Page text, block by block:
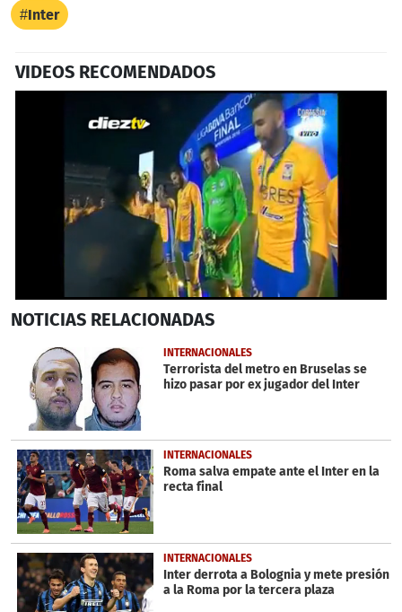
Inter
VIDEOS RECOMENDADOS
seconds
minute,
seconds
NOTICIAS RELACIONADAS
INTERNACIONALES
Terrorista del metro en Bruselas se
hizo pasar por ex jugador del Inter
INTERNACIONALES
Roma salva empate ante el Inter en la
recta final
INTERNACIONALES
Inter derrota a Bolognia y mete presión
a la Roma por la tercera plaza